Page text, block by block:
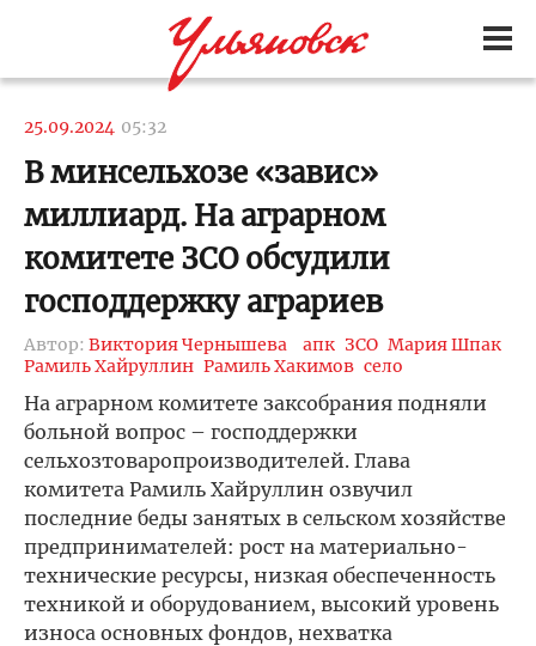
25.09.2024 05:32
В минсельхозе «завис»
миллиард. На аграрном
комитете ЗСО обсудили
господдержку аграриев
Автор: Виктория Чернышева апк ЗСО Мария Шпак
Рамиль Хайруллин Рамиль Хакимов село
На аграрном комитете заксобрания подняли
больной вопрос – господдержки
сельхозтоваропроизводителей. Глава
комитета Рамиль Хайруллин озвучил
последние беды занятых в сельском хозяйстве
предпринимателей: рост на материально-
технические ресурсы, низкая обеспеченность
техникой и оборудованием, высокий уровень
износа основных фондов, нехватка